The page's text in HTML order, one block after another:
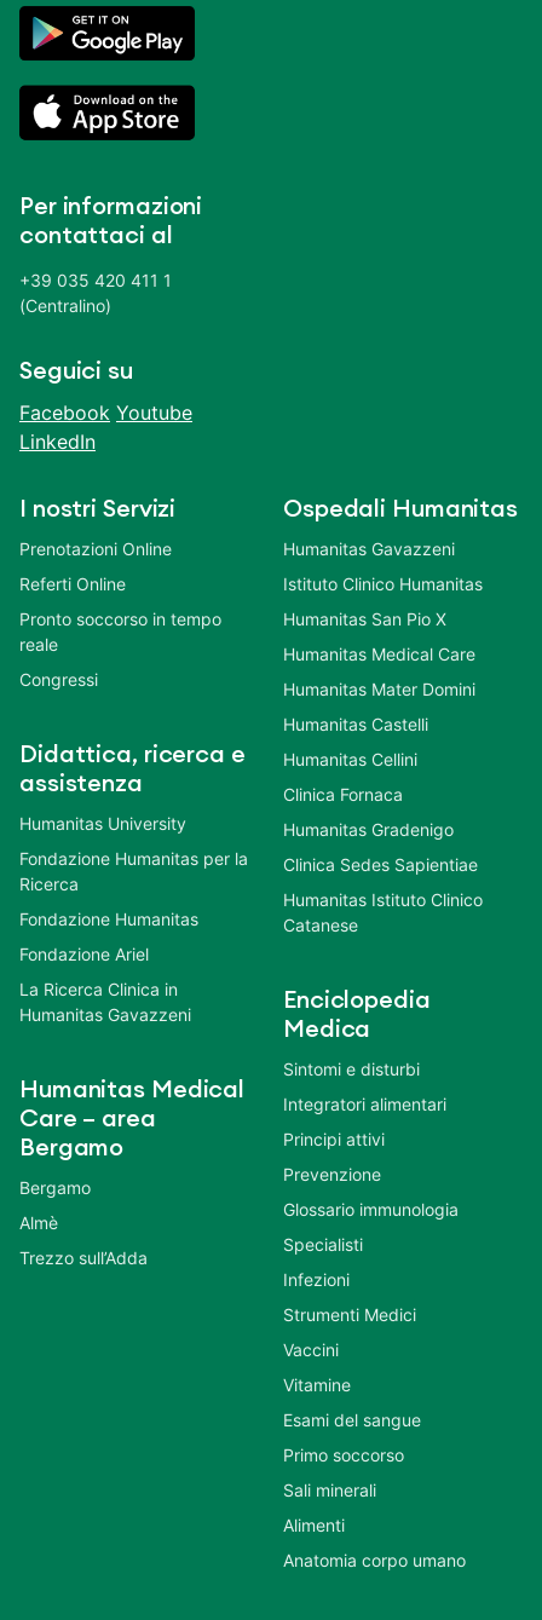
Per informazioni
contattaci al
+39 035 420 411 1
(Centralino)
Seguici su
Facebook Youtube
LinkedIn
I nostri Servizi
Prenotazioni Online
Referti Online
Pronto soccorso in tempo
reale
Congressi
Didattica, ricerca e
assistenza
Humanitas University
Fondazione Humanitas per la
Ricerca
Fondazione Humanitas
Fondazione Ariel
La Ricerca Clinica in
Humanitas Gavazzeni
Humanitas Medical
Care – area
Bergamo
Bergamo
Almè
Trezzo sull’Adda
Ospedali Humanitas
Humanitas Gavazzeni
Istituto Clinico Humanitas
Humanitas San Pio X
Humanitas Medical Care
Humanitas Mater Domini
Humanitas Castelli
Humanitas Cellini
Clinica Fornaca
Humanitas Gradenigo
Clinica Sedes Sapientiae
Humanitas Istituto Clinico
Catanese
Enciclopedia
Medica
Sintomi e disturbi
Integratori alimentari
Principi attivi
Prevenzione
Glossario immunologia
Specialisti
Infezioni
Strumenti Medici
Vaccini
Vitamine
Esami del sangue
Primo soccorso
Sali minerali
Alimenti
Anatomia corpo umano